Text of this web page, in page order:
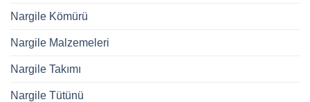
Nargile Kömürü
Nargile Malzemeleri
Nargile Takımı
Nargile Tütünü